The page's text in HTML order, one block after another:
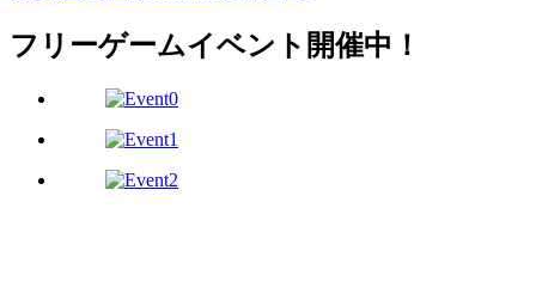
フリーゲームイベント開催中！